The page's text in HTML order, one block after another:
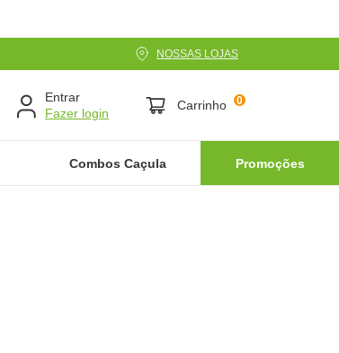
NOSSAS LOJAS
Entrar
Carrinho 0
Combos Caçula Promoções